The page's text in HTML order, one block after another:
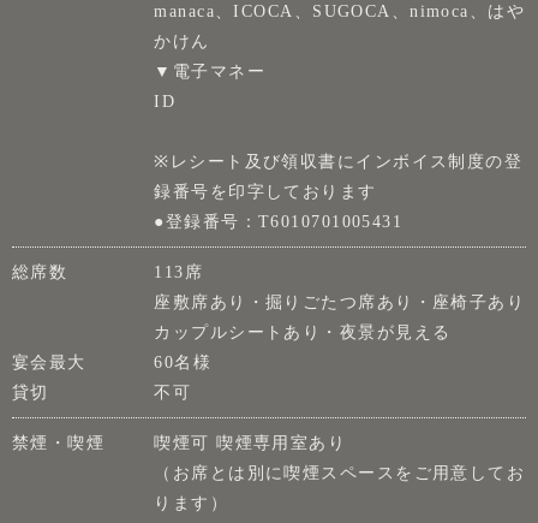
manaca、ICOCA、SUGOCA、nimoca、はや
かけん
▼電子マネー
ID
※レシート及び領収書にインボイス制度の登
録番号を印字しております
●登録番号：T6010701005431
総席数
113席
座敷席あり・掘りごたつ席あり・座椅子あり
カップルシートあり・夜景が見える
宴会最大
60名様
貸切
不可
禁煙・喫煙
喫煙可 喫煙専用室あり
（お席とは別に喫煙スペースをご用意してお
ります）